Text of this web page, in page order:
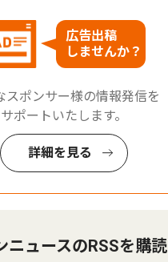
広告出稿
しませんか？
スポンサー様の情報発信を
サポートいたします。
詳細を見る
ニュースのRSSを購読